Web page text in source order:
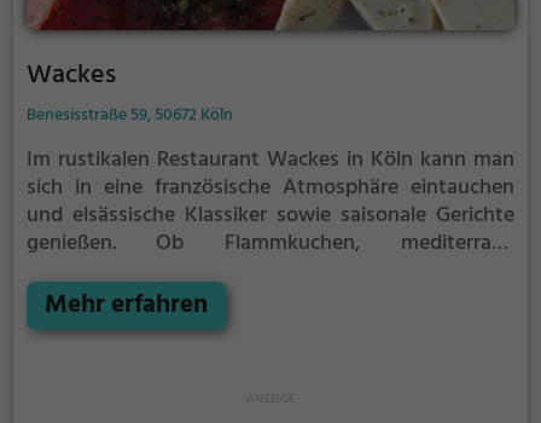
Wackes
Benesisstraße 59, 50672 Köln
Im rustikalen Restaurant Wackes in Köln kann man
sich in eine französische Atmosphäre eintauchen
und elsässische Klassiker sowie saisonale Gerichte
genießen. Ob Flammkuchen, mediterrane
jeden Geschmack etwas geboten. Dazu gibt es eine
exzellente Auswahl an französischen und
Mehr erfahren